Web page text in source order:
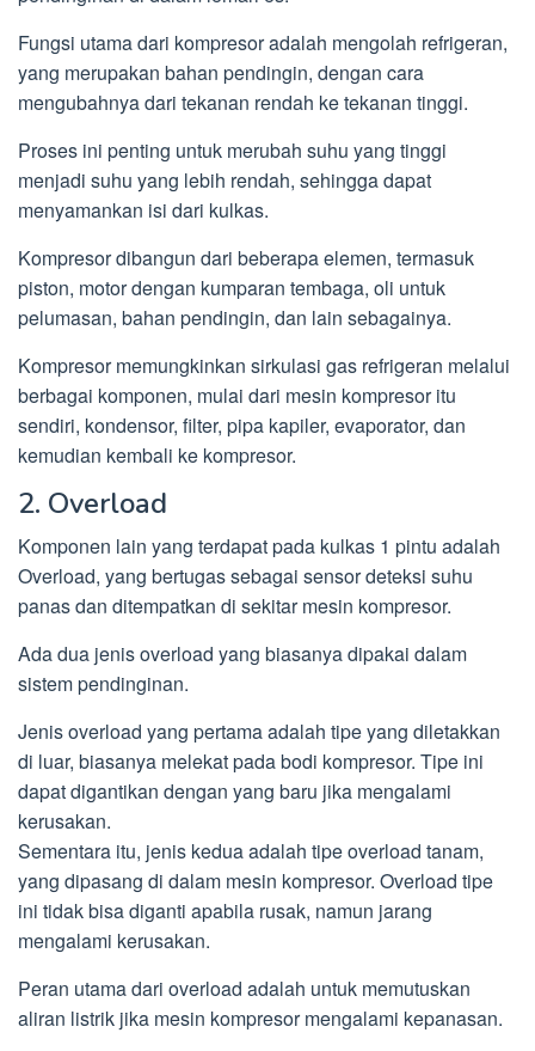
Fungsi utama dari kompresor adalah mengolah refrigeran,
yang merupakan bahan pendingin, dengan cara
mengubahnya dari tekanan rendah ke tekanan tinggi.
Proses ini penting untuk merubah suhu yang tinggi
menjadi suhu yang lebih rendah, sehingga dapat
menyamankan isi dari kulkas.
Kompresor dibangun dari beberapa elemen, termasuk
piston, motor dengan kumparan tembaga, oli untuk
pelumasan, bahan pendingin, dan lain sebagainya.
Kompresor memungkinkan sirkulasi gas refrigeran melalui
berbagai komponen, mulai dari mesin kompresor itu
sendiri, kondensor, filter, pipa kapiler, evaporator, dan
kemudian kembali ke kompresor.
2. Overload
Komponen lain yang terdapat pada kulkas 1 pintu adalah
Overload, yang bertugas sebagai sensor deteksi suhu
panas dan ditempatkan di sekitar mesin kompresor.
Ada dua jenis overload yang biasanya dipakai dalam
sistem pendinginan.
Jenis overload yang pertama adalah tipe yang diletakkan
di luar, biasanya melekat pada bodi kompresor. Tipe ini
dapat digantikan dengan yang baru jika mengalami
kerusakan.
Sementara itu, jenis kedua adalah tipe overload tanam,
yang dipasang di dalam mesin kompresor. Overload tipe
ini tidak bisa diganti apabila rusak, namun jarang
mengalami kerusakan.
Peran utama dari overload adalah untuk memutuskan
aliran listrik jika mesin kompresor mengalami kepanasan.